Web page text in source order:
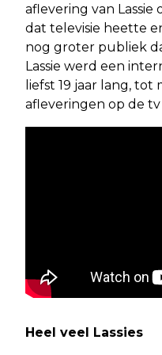
aflevering van
dat televisie heette
nog groter publiek
Lassie werd een
liefst 19 jaar lang, tot
afleveringen op de
Heel veel Lassies